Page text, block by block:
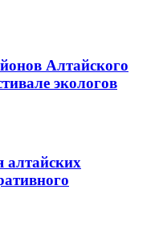
Алтайского
экологов
алтайских